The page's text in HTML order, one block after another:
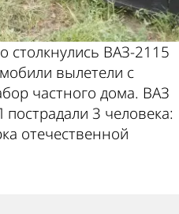
столкнулись ВАЗ-2115
вылетели с
частного дома. ВАЗ
3 человека:
отечественной